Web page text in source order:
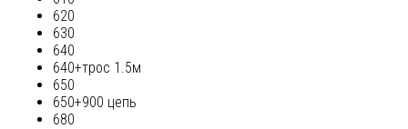
620
630
640
640+трос 1.5м
650
650+900 цепь
680